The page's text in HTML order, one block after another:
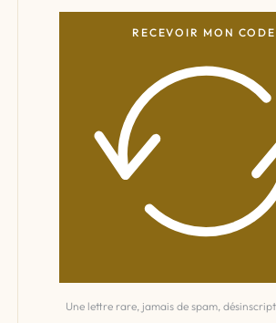
RECEVOIR MON CODE
Une lettre rare, jamais de spam,